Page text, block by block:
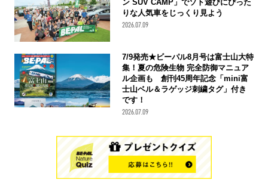
ン SUV CAMP」でソト遊びにぴった
りな人気車をじっくり見よう
2026.07.09
7/9発売★ビーパル8月号は富士山大特
集！夏の危険生物 完全防御マニュア
ル企画も 創刊45周年記念「mini富
士山ベル＆ラゲッジ刺繍タグ」付き
です！
2026.07.09